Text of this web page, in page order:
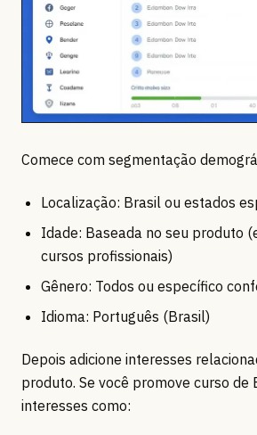
Comece com segmentação
Localização: Brasil ou estados
Idade: Baseada no seu produto
cursos profissionais)
Gênero: Todos ou específico
Idioma: Português (Brasil)
Depois adicione interesses
produto. Se você promove curso de
interesses como: